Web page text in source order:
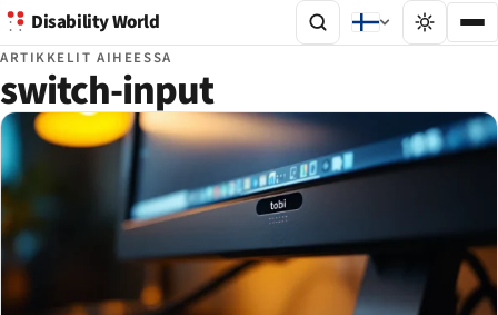
Disability World
ARTIKKELIT AIHEESSA
switch-input